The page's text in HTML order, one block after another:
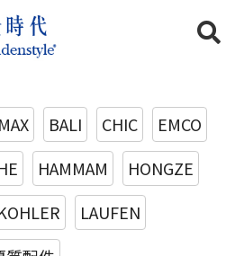
BALI CHIC
EMCO
HAMMAM
HONGZE
LAUFEN